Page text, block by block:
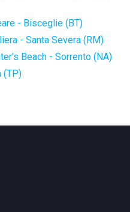
- Bisceglie (BT)
- Santa Severa (RM)
Beach - Sorrento (NA)
(TP)